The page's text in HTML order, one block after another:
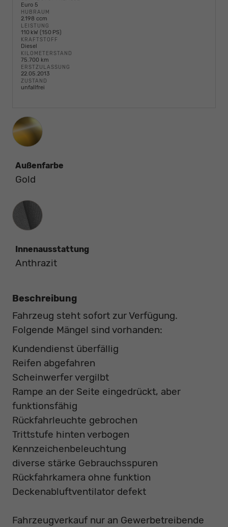
Euro 5
HUBRAUM
2.198 ccm
LEISTUNG
110 kW (150 PS)
KRAFTSTOFF
Diesel
KILOMETERSTAND
75.700 km
ERSTZULASSUNG
22.05.2013
ZUSTAND
unfallfrei
Außenfarbe
Gold
Innenausstattung
Innenausstattung
Anthrazit
Beschreibung
Fahrzeug steht sofort zur Verfügung.
Folgende Mängel sind vorhanden:
Kundendienst überfällig
Reifen abgefahren
Scheinwerfer vergilbt
Rampe an der Seite eingedrückt, aber
funktionsfähig
Rückfahrleuchte gebrochen
Trittstufe hinten verbogen
Kennzeichenbeleuchtung
diverse stärke Gebrauchsspuren
Rückfahrkamera ohne funktion
Deckenabluftventilator defekt
Fahrzeugverkauf nur an Gewerbetreibende